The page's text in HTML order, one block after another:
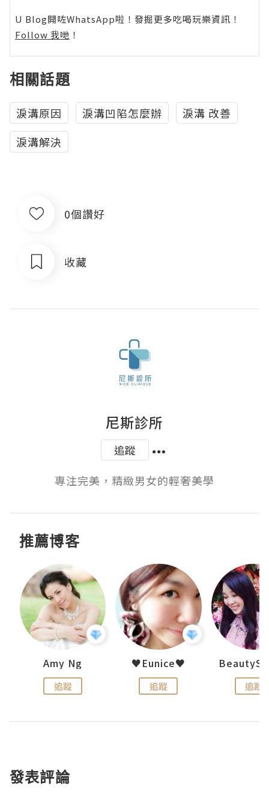
U Blog開咗WhatsApp啦！發掘更多吃喝玩樂資訊！
Follow 我哋 ！
相關話題
淚溝原因 淚溝凹陷怎麼辦
淚溝 改善
淚溝解決
0個讚好
收藏
尼斯診所
追蹤
專注完美，精緻男女的輕奢美學
推薦博客
Amy Ng
追蹤
♥Eunice♥
追蹤 追蹤
發表評論